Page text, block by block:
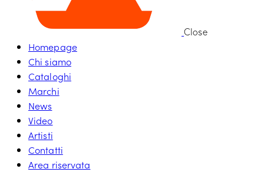
Close
Homepage
Chi siamo
Cataloghi
Marchi
News
Video
Artisti
Contatti
Area riservata